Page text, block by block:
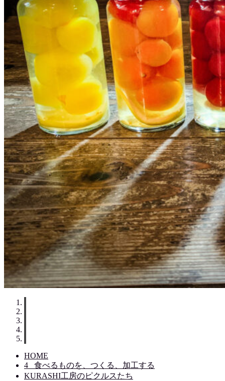
HOME
4 _食べるものを、つくる、加工する
KURASHI工房のピクルスたち